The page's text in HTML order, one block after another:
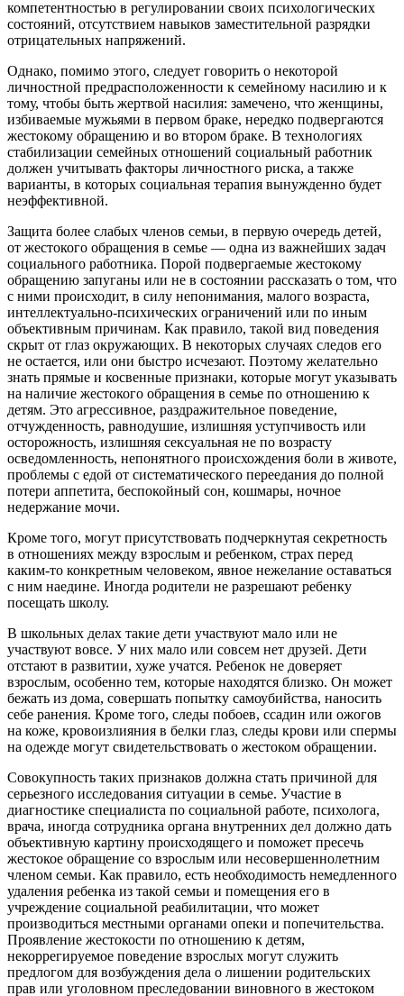
компетентностью в регулировании своих психологических
состояний, отсутствием навыков заместительной разрядки
отрицательных напряжений.
Однако, помимо этого, следует говорить о некоторой
личностной предрасположенности к семейному насилию и к
тому, чтобы быть жертвой насилия: замечено, что женщины,
избиваемые мужьями в первом браке, нередко подвергаются
жестокому обращению и во втором браке. В технологиях
стабилизации семейных отношений социальный работник
должен учитывать факторы личностного риска, а также
варианты, в которых социальная терапия вынужденно будет
неэффективной.
Защита более слабых членов семьи, в первую очередь детей,
от жестокого обращения в семье — одна из важнейших задач
социального работника. Порой подвергаемые жестокому
обращению запуганы или не в состоянии рассказать о том, что
с ними происходит, в силу непонимания, малого возраста,
интеллектуально-психических ограничений или по иным
объективным причинам. Как правило, такой вид поведения
скрыт от глаз окружающих. В некоторых случаях следов его
не остается, или они быстро исчезают. Поэтому желательно
знать прямые и косвенные признаки, которые могут указывать
на наличие жестокого обращения в семье по отношению к
детям. Это агрессивное, раздражительное поведение,
отчужденность, равнодушие, излишняя уступчивость или
осторожность, излишняя сексуальная не по возрасту
осведомленность, непонятного происхождения боли в животе,
проблемы с едой от систематического переедания до полной
потери аппетита, беспокойный сон, кошмары, ночное
недержание мочи.
Кроме того, могут присутствовать подчеркнутая секретность
в отношениях между взрослым и ребенком, страх перед
каким-то конкретным человеком, явное нежелание оставаться
с ним наедине. Иногда родители не разрешают ребенку
посещать школу.
В школьных делах такие дети участвуют мало или не
участвуют вовсе. У них мало или совсем нет друзей. Дети
отстают в развитии, хуже учатся. Ребенок не доверяет
взрослым, особенно тем, которые находятся близко. Он может
бежать из дома, совершать попытку самоубийства, наносить
себе ранения. Кроме того, следы побоев, ссадин или ожогов
на коже, кровоизлияния в белки глаз, следы крови или спермы
на одежде могут свидетельствовать о жестоком обращении.
Совокупность таких признаков должна стать причиной для
серьезного исследования ситуации в семье. Участие в
диагностике специалиста по социальной работе, психолога,
врача, иногда сотрудника органа внутренних дел должно дать
объективную картину происходящего и поможет пресечь
жестокое обращение со взрослым или несовершеннолетним
членом семьи. Как правило, есть необходимость немедленного
удаления ребенка из такой семьи и помещения его в
учреждение социальной реабилитации, что может
производиться местными органами опеки и попечительства.
Проявление жестокости по отношению к детям,
некоррегируемое поведение взрослых могут служить
предлогом для возбуждения дела о лишении родительских
прав или уголовном преследовании виновного в жестоком